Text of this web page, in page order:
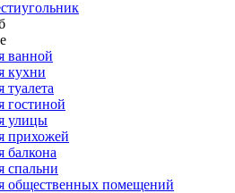
ванной
кухни
туалета
гостиной
улицы
прихожей
балкона
спальни
общественных помещений